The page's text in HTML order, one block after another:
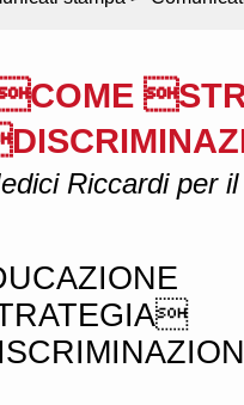
COME
Riccardi per